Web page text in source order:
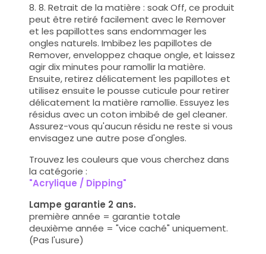
8. 8. Retrait de la matière : soak Off, ce produit
peut être retiré facilement avec le Remover
et les papillottes sans endommager les
ongles naturels. Imbibez les papillotes de
Remover, enveloppez chaque ongle, et laissez
agir dix minutes pour ramollir la matière.
Ensuite, retirez délicatement les papillotes et
utilisez ensuite le pousse cuticule pour retirer
délicatement la matière ramollie. Essuyez les
résidus avec un coton imbibé de gel cleaner.
Assurez-vous qu'aucun résidu ne reste si vous
envisagez une autre pose d'ongles.
Trouvez les couleurs que vous cherchez dans
la catégorie :
"Acrylique / Dipping"
Lampe garantie 2 ans.
première année = garantie totale
deuxième année = "vice caché" uniquement.
(Pas l'usure)